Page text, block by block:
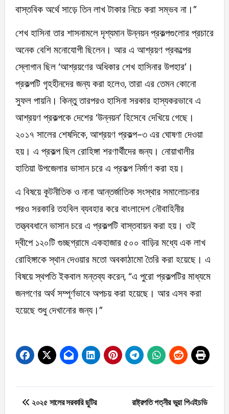
বাস্তবিক অর্থে সাড়ে তিন লাখ টাকার নিচে করা সম্ভব না।”
শেখ হাসিনা তার শাসনামলে দৃশ্যমান উন্নয়ন প্রকল্পগুলোর প্রচারে
অনেক বেশি মনোযোগী ছিলেন। আর এ আশ্রয়ণ প্রকল্পের
স্লোগান ছিল ‘আশ্রয়ণের অধিকার শেখ হাসিনার উপহার’।
প্রকল্পটি গৃহহীনদের জন্য করা হলেও, তারা এর তেমন কোনো
সুফল পায়নি। কিন্তু তারপরও হাসিনা সরকার হাস্যকরভাবে এ
আশ্রয়ণ প্রকল্পকে দেশের ‘উন্নয়ন’ হিসেবে দেখিয়ে গেছে।
২০১৭ সালের শেষদিকে, আশ্রয়ণ প্রকল্প-৩ এর ঘোষণা দেওয়া
হয়। এ প্রকল্প ছিল রোহিঙ্গা শরণার্থীদের জন্য। নোয়াখালীর
হাতিয়া উপজেলার ভাসান চরে এ প্রকল্প নির্মাণ করা হয়।
এ বিষয়ে কূটনীতিক ও নানা আন্তর্জাতিক সংস্থার সমালোচনার
পরও সরকারি তহবিল ব্যবহার করে বাংলাদেশ নৌবাহিনীর
তত্ত্ববধানে ভাসান চরে এ প্রকল্পটি বাস্তবায়ন করা হয়। ওই
দ্বীপে ১২০টি গুচ্ছগ্রামে একহাজার ৫০০ বাড়ির মধ্যে এক লাখ
রোহিঙ্গাকে স্থান দেওয়ার মতো অবকাঠামো তৈরি করা হয়েছে। এ
বিষয়ে স্থপতি ইকবাল মন্তব্য করেন, “এ পুরো প্রকল্পটির মাধ্যমে
জনগণের অর্থ সম্পূর্ণভাবে অপচয় করা হয়েছে। আর এসব করা
হয়েছে শুধু দেখানোর জন্য।”
Post
২০২৫ সালের সরকারি ছুটির
রাষ্ট্রপতি পত্নীর ভুয়া পিএইচডি